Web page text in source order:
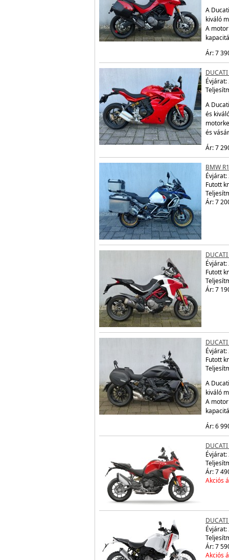
A
kiváló
A
Ár: 7
DUCATI
Évjárat:
A
és
és
Ár: 7
BMW
Évjárat:
Futott
Ár: 7
Évjárat:
Futott
Ár: 7
Évjárat:
Futott
A
kiváló
A
Ár: 6
Évjárat:
Ár: 7
Akciós
DUCATI
Évjárat:
Ár: 7
Akciós